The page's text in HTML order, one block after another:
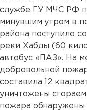
службе ГУ МЧС РФ
минувшим утром в
района поступило
реки Хабды (60
автобус «ПАЗ». На
добровольной
составила 12
уничтожены
пожара обнаружены